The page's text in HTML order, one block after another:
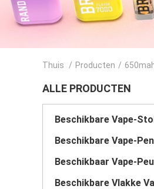
Thuis / Producten /
ALLE PRODUCTEN
Beschikbare Vape-
Beschikbare Vape-Pen
Beschikbaar Vape-
Beschikbare Vlakke